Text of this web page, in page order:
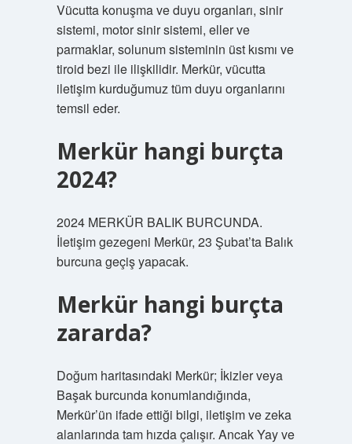
Vücutta konuşma ve duyu organları, sinir
sistemi, motor sinir sistemi, eller ve
parmaklar, solunum sisteminin üst kısmı ve
tiroid bezi ile ilişkilidir. Merkür, vücutta
iletişim kurduğumuz tüm duyu organlarını
temsil eder.
Merkür hangi burçta
2024?
2024 MERKÜR BALIK BURCUNDA.
İletişim gezegeni Merkür, 23 Şubat’ta Balık
burcuna geçiş yapacak.
Merkür hangi burçta
zararda?
Doğum haritasındaki Merkür; İkizler veya
Başak burcunda konumlandığında,
Merkür’ün ifade ettiği bilgi, iletişim ve zeka
alanlarında tam hızda çalışır. Ancak Yay ve